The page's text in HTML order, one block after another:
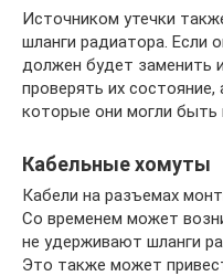
Источником утечки
шланги радиатора. Если
должен будет заменить
проверять их
которые они могли быть
Кабельные хомуты
Кабели на разъемах
Со временем может
не удерживают шланги
Это также может